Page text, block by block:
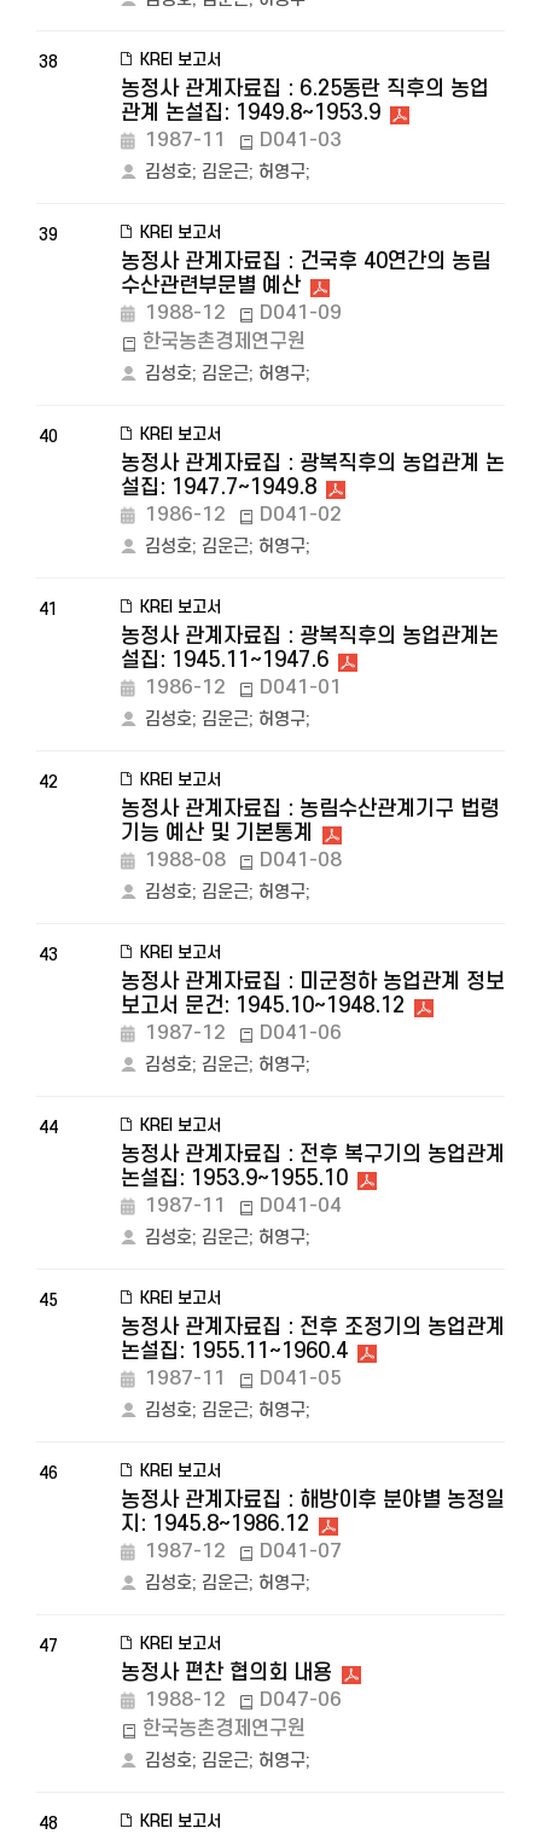
38 KREI 보고서
농정사 관계자료집 : 6.25동란 직후의 농업
관계 논설집: 1949.8~1953.9
1987-11 D041-03
김성호; 김운근; 허영구;
39 KREI 보고서
농정사 관계자료집 : 건국후 40연간의 농림
수산관련부문별 예산
1988-12
D041-09
한국농촌경제연구원
김성호; 김운근; 허영구;
40 KREI 보고서
농정사 관계자료집 : 광복직후의 농업관계 논
설집: 1947.7~1949.8
1986-12 D041-02
김성호; 김운근; 허영구;
41 KREI 보고서
농정사 관계자료집 : 광복직후의 농업관계논
설집: 1945.11~1947.6
1986-12 D041-01
김성호; 김운근; 허영구;
42 KREI 보고서
농정사 관계자료집 : 농림수산관계기구 법령
기능 예산 및 기본통계
1988-08 D041-08
김성호; 김운근; 허영구;
43 KREI 보고서
농정사 관계자료집 : 미군정하 농업관계 정보
보고서 문건: 1945.10~1948.12
1987-12 D041-06
김성호; 김운근; 허영구;
44 KREI 보고서
농정사 관계자료집 : 전후 복구기의 농업관계
논설집: 1953.9~1955.10
1987-11 D041-04
김성호; 김운근; 허영구;
45 KREI 보고서
농정사 관계자료집 : 전후 조정기의 농업관계
논설집: 1955.11~1960.4
1987-11 D041-05
김성호; 김운근; 허영구;
46 KREI 보고서
농정사 관계자료집 : 해방이후 분야별 농정일
지: 1945.8~1986.12
1987-12 D041-07
김성호; 김운근; 허영구;
47 KREI 보고서
농정사 편찬 협의회 내용
1988-12
D047-06
한국농촌경제연구원
김성호; 김운근; 허영구;
48 KREI 보고서